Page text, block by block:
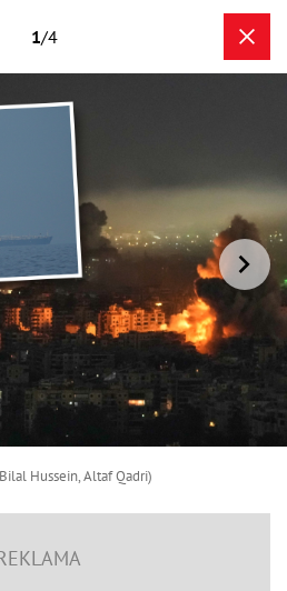
1/4
Hussein, Altaf Qadri)